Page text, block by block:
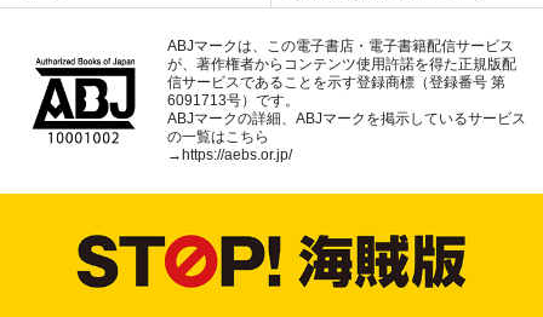
ABJマークは、この電子書店・電子書籍配信サービス
が、著作権者からコンテンツ使用許諾を得た正規版配
信サービスであることを示す登録商標（登録番号 第
6091713号）です。
ABJマークの詳細、ABJマークを掲示しているサービス
の一覧はこちら
→ https://aebs.or.jp/